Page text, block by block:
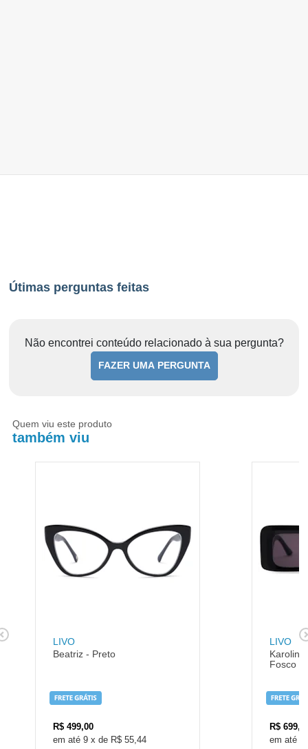
Útimas perguntas feitas
Não encontrei conteúdo relacionado à sua pergunta?
FAZER UMA PERGUNTA
Quem viu este produto
também viu
LIVO
Beatriz - Preto
R$ 499,00
9 x de R$ 55,44
LIVO
Fosco
R$